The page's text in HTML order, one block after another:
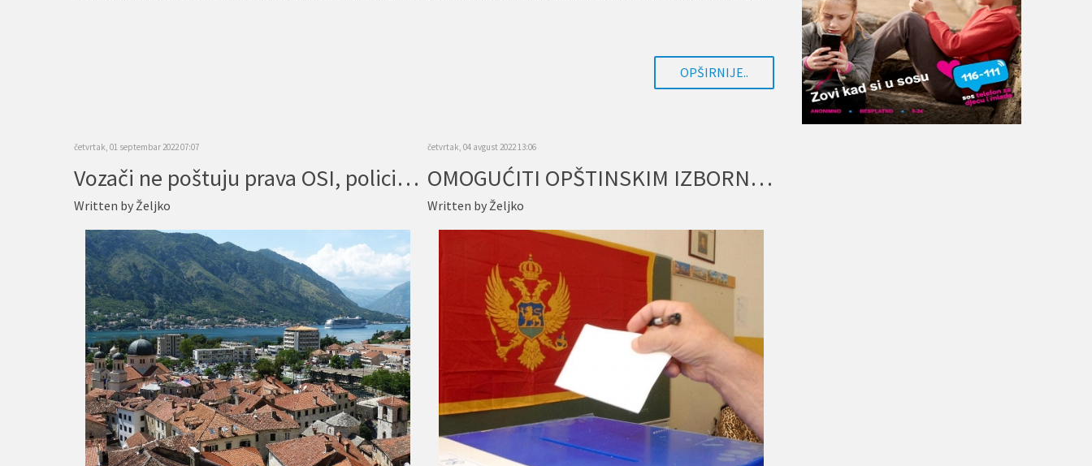
OPŠIRNIJE..
četvrtak, 01 septembar 2022 07:07
Vozači ne poštuju prava OSI, policija neažurna
Written byŽeljko
četvrtak, 04 avgust 2022 13:06
OMOGUĆITI OPŠTINSKIM IZBORNIM KOMISIJAMA USLOVE ZA SPROVOĐENJE PREDSTOJEĆEG IZBORNOG PROCESA
Written byŽeljko